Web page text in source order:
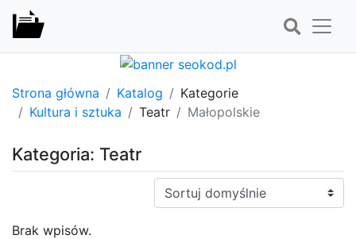
Strona główna Katalog
Kategorie
Kultura i sztuka
Teatr Małopolskie
Kategoria: Teatr
Sortuj:
Brak wpisów.